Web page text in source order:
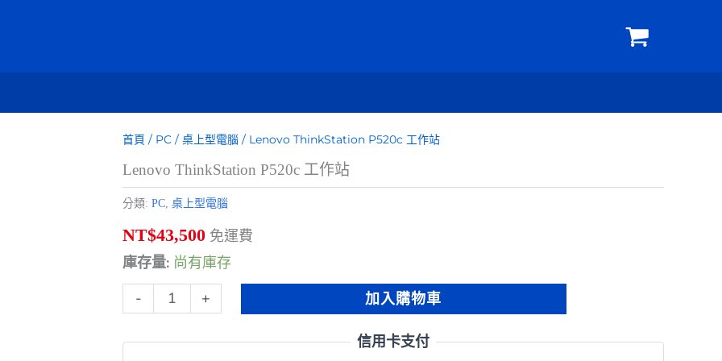
首頁 / PC / 桌上型電腦 / Lenovo ThinkStation P520c 工作站
Lenovo ThinkStation P520c 工作站
分類: PC 桌上型電腦
NT$43,500 免運費
庫存量: 尚有庫存
-
Lenovo
P520c
+ 加入購物車
信用卡支付